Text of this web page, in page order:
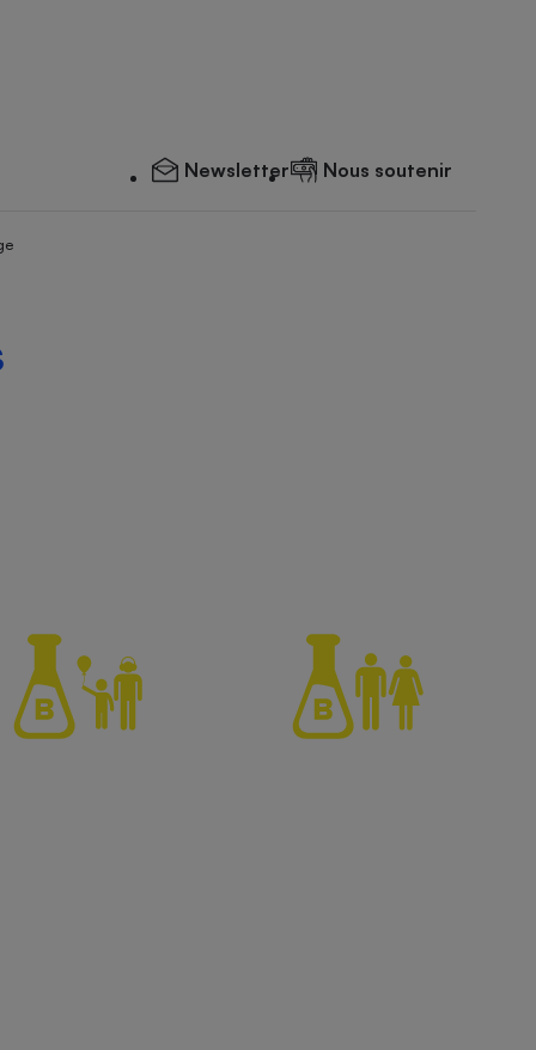
Newsletter Nous soutenir